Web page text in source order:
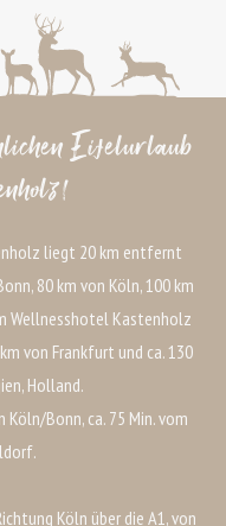
Eifelurlaub
liegt 20 km entfernt
80 km von Köln, 100 km
Wellnesshotel Kastenholz
von Frankfurt und ca. 130
Holland.
Köln/Bonn, ca. 75 Min. vom
Köln über die A1, von